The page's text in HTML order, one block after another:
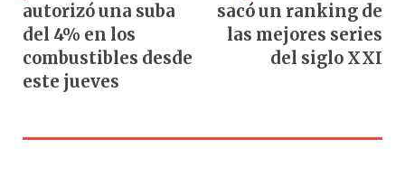
autorizó una suba
del 4% en los
combustibles desde
este jueves
sacó un ranking de
las mejores series
del siglo XXI